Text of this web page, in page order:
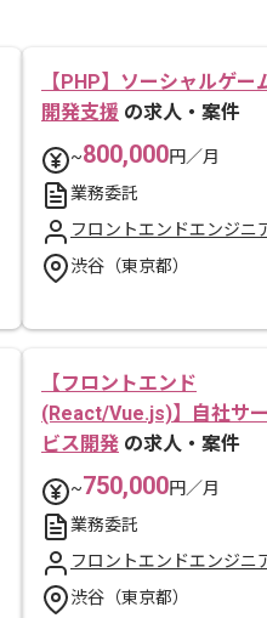
【PHP】ソーシャルゲー
開発支援 の求人・案件
~800,000円／月
業務委託
フロントエンドエンジニ
渋谷（東京都）
【フロントエンド
(React/Vue.js)】自社サ
ビス開発 の求人・案件
~750,000円／月
業務委託
フロントエンドエンジニ
渋谷（東京都）